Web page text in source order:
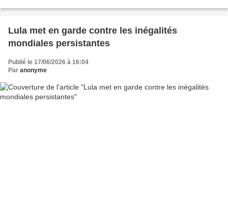
Lula met en garde contre les inégalités
mondiales persistantes
Publié le 17/06/2026 à 16:04
Par anonyme